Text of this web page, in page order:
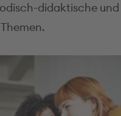
didaktische und